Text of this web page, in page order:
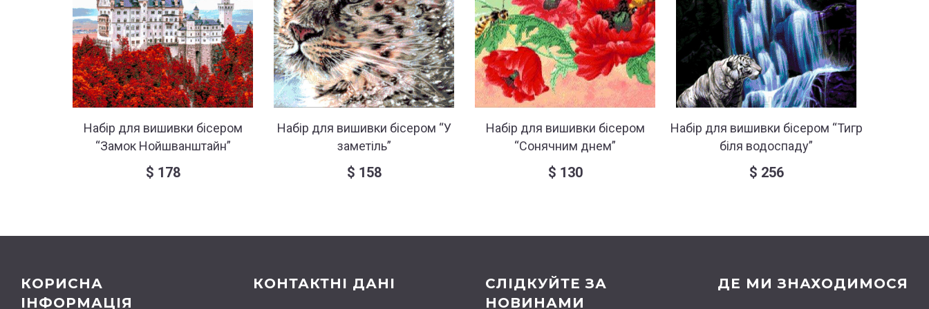
Набір для вишивки бісером
“Замок Нойшванштайн”
$ 178
Набір для вишивки бісером “У
заметіль”
$ 158
Набір для вишивки бісером
“Сонячним днем”
$ 130
Набір для вишивки бісером “Тигр
біля водоспаду”
$ 256
КОРИСНА
ІНФОРМАЦІЯ
КОНТАКТНІ ДАНІ
СЛІДКУЙТЕ ЗА
НОВИНАМИ
ДЕ МИ ЗНАХОДИМОСЯ